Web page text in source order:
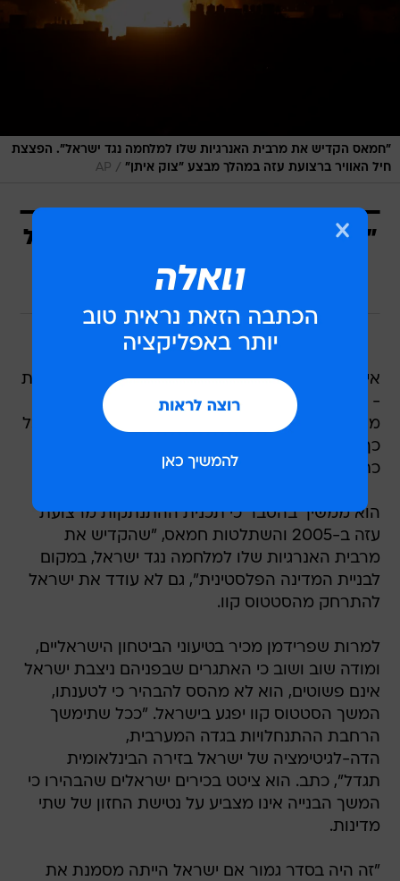
"חמאס הקדיש את מרבית האנרגיות שלו למלחמה נגד ישראל". הפצצת
חיל האוויר ברצועת עזה במהלך מבצע "צוק איתן" /
AP
"המסר הביטחוני הלגיטימי של ישראל
הולך לאיבוד בגלל שזה נראה כאילו
מדובר באידאולוגיה"
איומי המיליציות המקיפות את ישראל מארבע חזיתות
- בדרום לבנון, ברצועת עזה, בסיני ובסוריה - "לא
מעודדים נקיטת סיכונים בגדה המערבית, הסמוכה כל
כך לשדה התעופה הבינלאומי היחיד של ישראל",
כתב פרידמן.
הוא ממשיך בהסבר כי תכנית ההתנתקות מרצועת
עזה ב-2005 והשתלטות חמאס, "שהקדיש את
מרבית האנרגיות שלו למלחמה נגד ישראל, במקום
לבניית המדינה הפלסטינית", גם לא עודד את ישראל
להתרחק מהסטטוס קוו.
למרות שפרידמן מכיר בטיעוני הביטחון הישראליים,
ומודה שוב ושוב כי האתגרים שבפניהם ניצבת ישראל
אינם פשוטים, הוא לא מהסס להבהיר כי לטענתו,
המשך הסטטוס קוו יפגע בישראל. "ככל שתימשך
הרחבת ההתנחלויות בגדה המערבית,
הדה-לגיטימציה של ישראל בזירה הבינלאומית
תגדל", כתב. הוא ציטט בכירים ישראלים שהבהירו כי
המשך הבנייה אינו מצביע על נטישת החזון של שתי
מדינות.
"זה היה בסדר גמור אם ישראל הייתה מסמנת את